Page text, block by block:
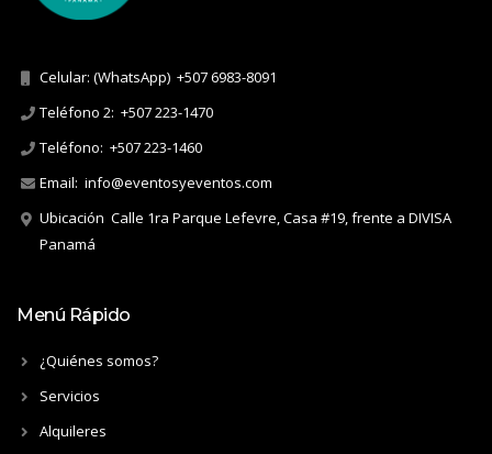
Celular: (WhatsApp) +507 6983-8091
Teléfono 2: +507 223-1470
Teléfono: +507 223-1460
Email: info@eventosyeventos.com
Ubicación Calle 1ra Parque Lefevre, Casa #19, frente a DIVISA
Panamá
Menú Rápido
¿Quiénes somos?
Servicios
Alquileres